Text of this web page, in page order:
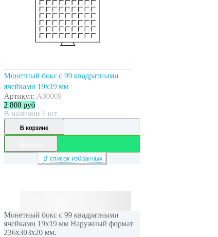
Монетный бокс с 99 квадратными
ячейками 19x19 мм
Артикул: A00009
2 800 руб
В наличии 1 шт.
В корзине
В список избранных
Монетный бокс с 99 квадратными
ячейками 19x19 мм Наружный формат
236x303x20 мм.